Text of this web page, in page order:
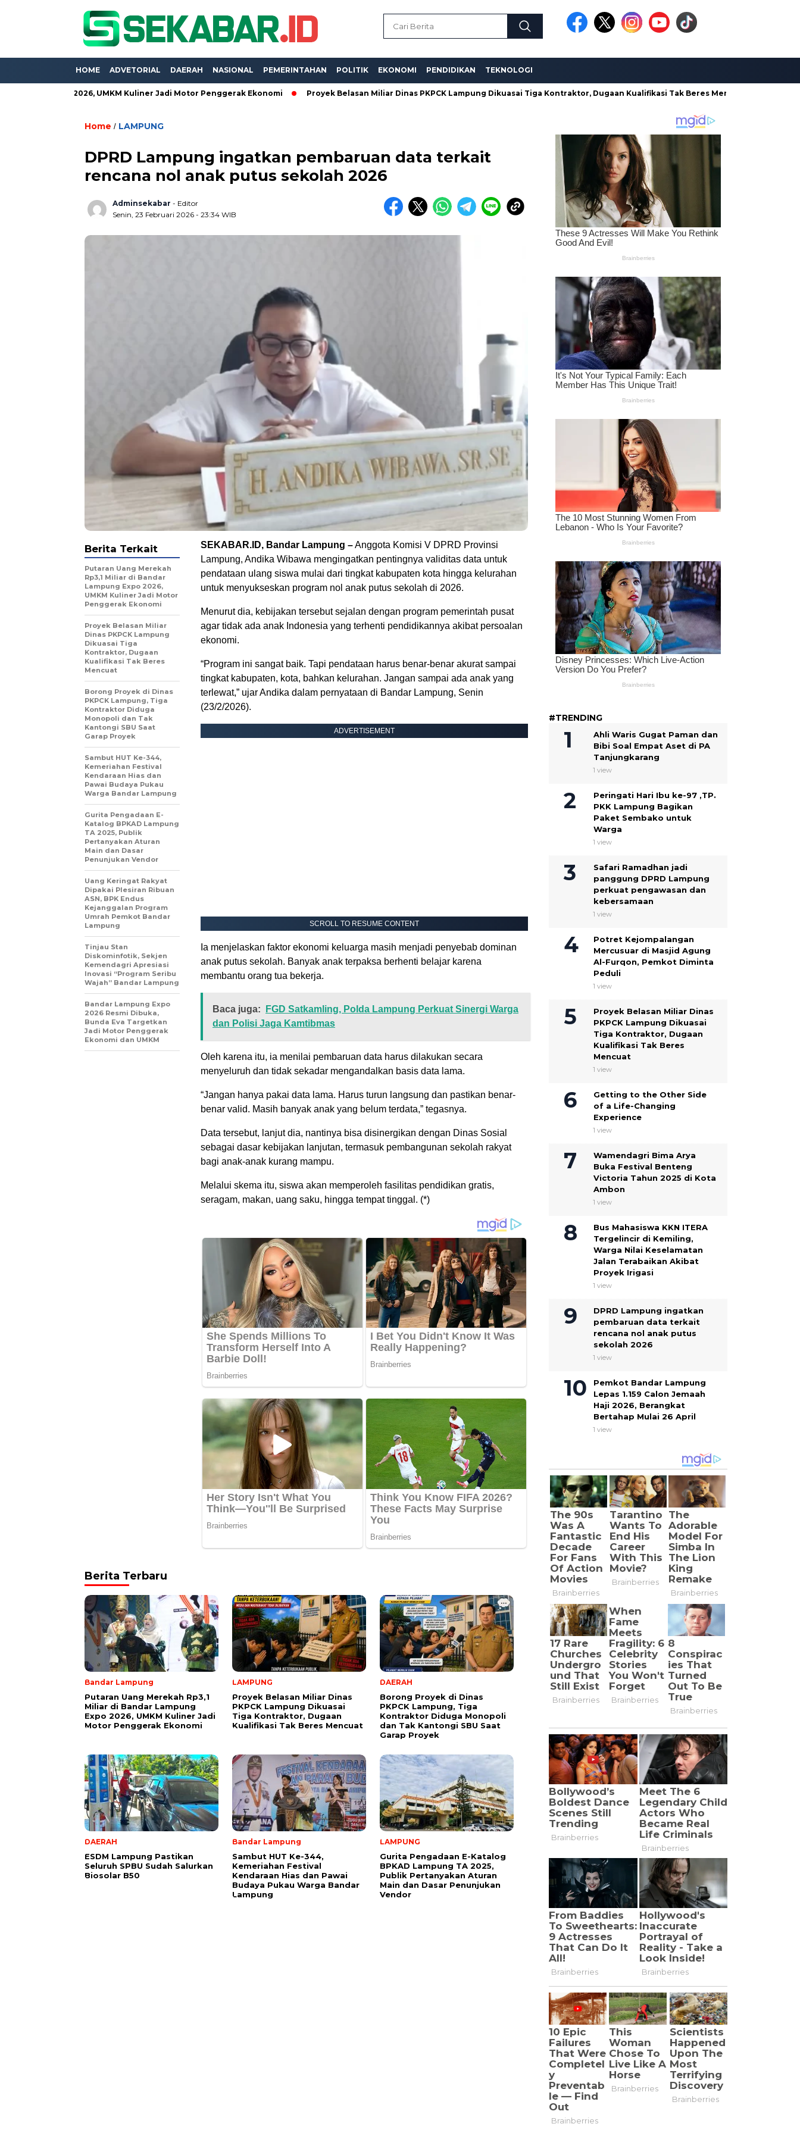
HOME ADVETORIAL DAERAH NASIONAL PEMERINTAHAN POLITIK EKONOMI PENDIDIKAN TEKNOLOGI
Expo 2026, UMKM Kuliner Jadi Motor Penggerak Ekonomi Proyek Belasan Miliar Dinas PKPCK Lampung Dikuasai Tiga Kontraktor, Dugaan Kualifikasi Tak Beres Mencuat
Home / LAMPUNG
DPRD Lampung ingatkan pembaruan data terkait
rencana nol anak putus sekolah 2026
Adminsekabar - Editor
Senin, 23 Februari 2026 - 23:34 WIB
SEKABAR.ID, Bandar Lampung –Anggota Komisi V DPRD Provinsi
Lampung, Andika Wibawa mengingatkan pentingnya validitas data untuk
pendataan ulang siswa mulai dari tingkat kabupaten kota hingga kelurahan
untuk menyukseskan program nol anak putus sekolah di 2026.
Menurut dia, kebijakan tersebut sejalan dengan program pemerintah pusat
agar tidak ada anak Indonesia yang terhenti pendidikannya akibat persoalan
ekonomi.
“Program ini sangat baik. Tapi pendataan harus benar-benar akurat sampai
tingkat kabupaten, kota, bahkan kelurahan. Jangan sampai ada anak yang
terlewat,” ujar Andika dalam pernyataan di Bandar Lampung, Senin
(23/2/2026).
ADVERTISEMENT
SCROLL TO RESUME CONTENT
Ia menjelaskan faktor ekonomi keluarga masih menjadi penyebab dominan
anak putus sekolah. Banyak anak terpaksa berhenti belajar karena
membantu orang tua bekerja.
Baca juga:
FGD Satkamling, Polda Lampung Perkuat Sinergi Warga
dan Polisi Jaga Kamtibmas
Oleh karena itu, ia menilai pembaruan data harus dilakukan secara
menyeluruh dan tidak sekadar mengandalkan basis data lama.
“Jangan hanya pakai data lama. Harus turun langsung dan pastikan benar-
benar valid. Masih banyak anak yang belum terdata,” tegasnya.
Data tersebut, lanjut dia, nantinya bisa disinergikan dengan Dinas Sosial
sebagai dasar kebijakan lanjutan, termasuk pembangunan sekolah rakyat
bagi anak-anak kurang mampu.
Melalui skema itu, siswa akan memperoleh fasilitas pendidikan gratis,
seragam, makan, uang saku, hingga tempat tinggal. (*)
Berita Terkait
Putaran Uang Merekah
Rp3,1 Miliar di Bandar
Lampung Expo 2026,
UMKM Kuliner Jadi Motor
Penggerak Ekonomi
Proyek Belasan Miliar
Dinas PKPCK Lampung
Dikuasai Tiga
Kontraktor, Dugaan
Kualifikasi Tak Beres
Mencuat
Borong Proyek di Dinas
PKPCK Lampung, Tiga
Kontraktor Diduga
Monopoli dan Tak
Kantongi SBU Saat
Garap Proyek
Sambut HUT Ke-344,
Kemeriahan Festival
Kendaraan Hias dan
Pawai Budaya Pukau
Warga Bandar Lampung
Gurita Pengadaan E-
Katalog BPKAD Lampung
TA 2025, Publik
Pertanyakan Aturan
Main dan Dasar
Penunjukan Vendor
Uang Keringat Rakyat
Dipakai Plesiran Ribuan
ASN, BPK Endus
Kejanggalan Program
Umrah Pemkot Bandar
Lampung
Tinjau Stan
Diskominfotik, Sekjen
Kemendagri Apresiasi
Inovasi “Program Seribu
Wajah” Bandar Lampung
Bandar Lampung Expo
2026 Resmi Dibuka,
Bunda Eva Targetkan
Jadi Motor Penggerak
Ekonomi dan UMKM
Berita Terbaru
Bandar Lampung
Putaran Uang Merekah Rp3,1
Miliar di Bandar Lampung
Expo 2026, UMKM Kuliner Jadi
Motor Penggerak Ekonomi
LAMPUNG
Proyek Belasan Miliar Dinas
PKPCK Lampung Dikuasai
Tiga Kontraktor, Dugaan
Kualifikasi Tak Beres Mencuat
DAERAH
Borong Proyek di Dinas
PKPCK Lampung, Tiga
Kontraktor Diduga Monopoli
dan Tak Kantongi SBU Saat
Garap Proyek
DAERAH
ESDM Lampung Pastikan
Seluruh SPBU Sudah Salurkan
Biosolar B50
Bandar Lampung
Sambut HUT Ke-344,
Kemeriahan Festival
Kendaraan Hias dan Pawai
Budaya Pukau Warga Bandar
Lampung
LAMPUNG
Gurita Pengadaan E-Katalog
BPKAD Lampung TA 2025,
Publik Pertanyakan Aturan
Main dan Dasar Penunjukan
Vendor
#TRENDING
Ahli Waris Gugat Paman dan
Bibi Soal Empat Aset di PA
Tanjungkarang
1 view
Peringati Hari Ibu ke-97 ,TP.
PKK Lampung Bagikan
Paket Sembako untuk
Warga
1 view
Safari Ramadhan jadi
panggung DPRD Lampung
perkuat pengawasan dan
kebersamaan
1 view
Potret Kejompalangan
Mercusuar di Masjid Agung
Al-Furqon, Pemkot Diminta
Peduli
1 view
Proyek Belasan Miliar Dinas
PKPCK Lampung Dikuasai
Tiga Kontraktor, Dugaan
Kualifikasi Tak Beres
Mencuat
1 view
Getting to the Other Side
of a Life-Changing
Experience
1 view
Wamendagri Bima Arya
Buka Festival Benteng
Victoria Tahun 2025 di Kota
Ambon
1 view
Bus Mahasiswa KKN ITERA
Tergelincir di Kemiling,
Warga Nilai Keselamatan
Jalan Terabaikan Akibat
Proyek Irigasi
1 view
DPRD Lampung ingatkan
pembaruan data terkait
rencana nol anak putus
sekolah 2026
1 view
Pemkot Bandar Lampung
Lepas 1.159 Calon Jemaah
Haji 2026, Berangkat
Bertahap Mulai 26 April
1 view